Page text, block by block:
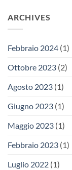
ARCHIVES
Febbraio 2024 (1)
Ottobre 2023 (2)
Agosto 2023 (1)
Giugno 2023 (1)
Maggio 2023 (1)
Febbraio 2023 (1)
Luglio 2022 (1)